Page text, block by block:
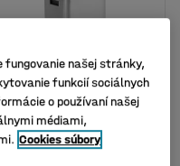
fungovanie našej stránky,
funkcií sociálnych
o používaní našej
médiami,
Cookies súbory